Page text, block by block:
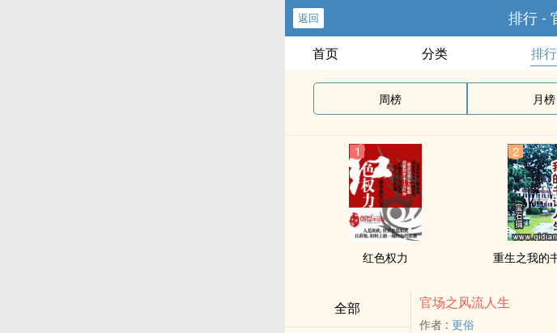
返回 排行 -
首页 分类 排行
周榜 月榜
红色权力 重生之我的
全部 官场之风流人生
作者 : 更俗